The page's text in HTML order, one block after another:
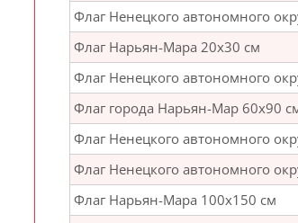
Флаг Ненецкого автономного
Флаг Нарьян-Мара 20х30 см
Флаг Ненецкого автономного
Флаг города Нарьян-Мар 60х90
Флаг Ненецкого автономного
Флаг Ненецкого автономного
Флаг Нарьян-Мара 100х150 см